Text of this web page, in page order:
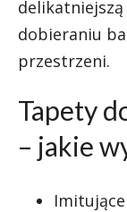
delikatniejszą
dobieraniu
przestrzeni.
Tapety
– jakie